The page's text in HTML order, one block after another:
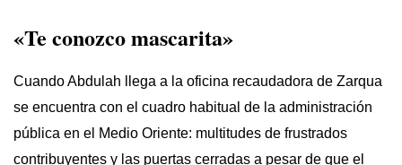
«Te conozco mascarita»
Cuando Abdulah llega a la oficina recaudadora de Zarqua
se encuentra con el cuadro habitual de la administración
pública en el Medio Oriente: multitudes de frustrados
contribuyentes y las puertas cerradas a pesar de que el